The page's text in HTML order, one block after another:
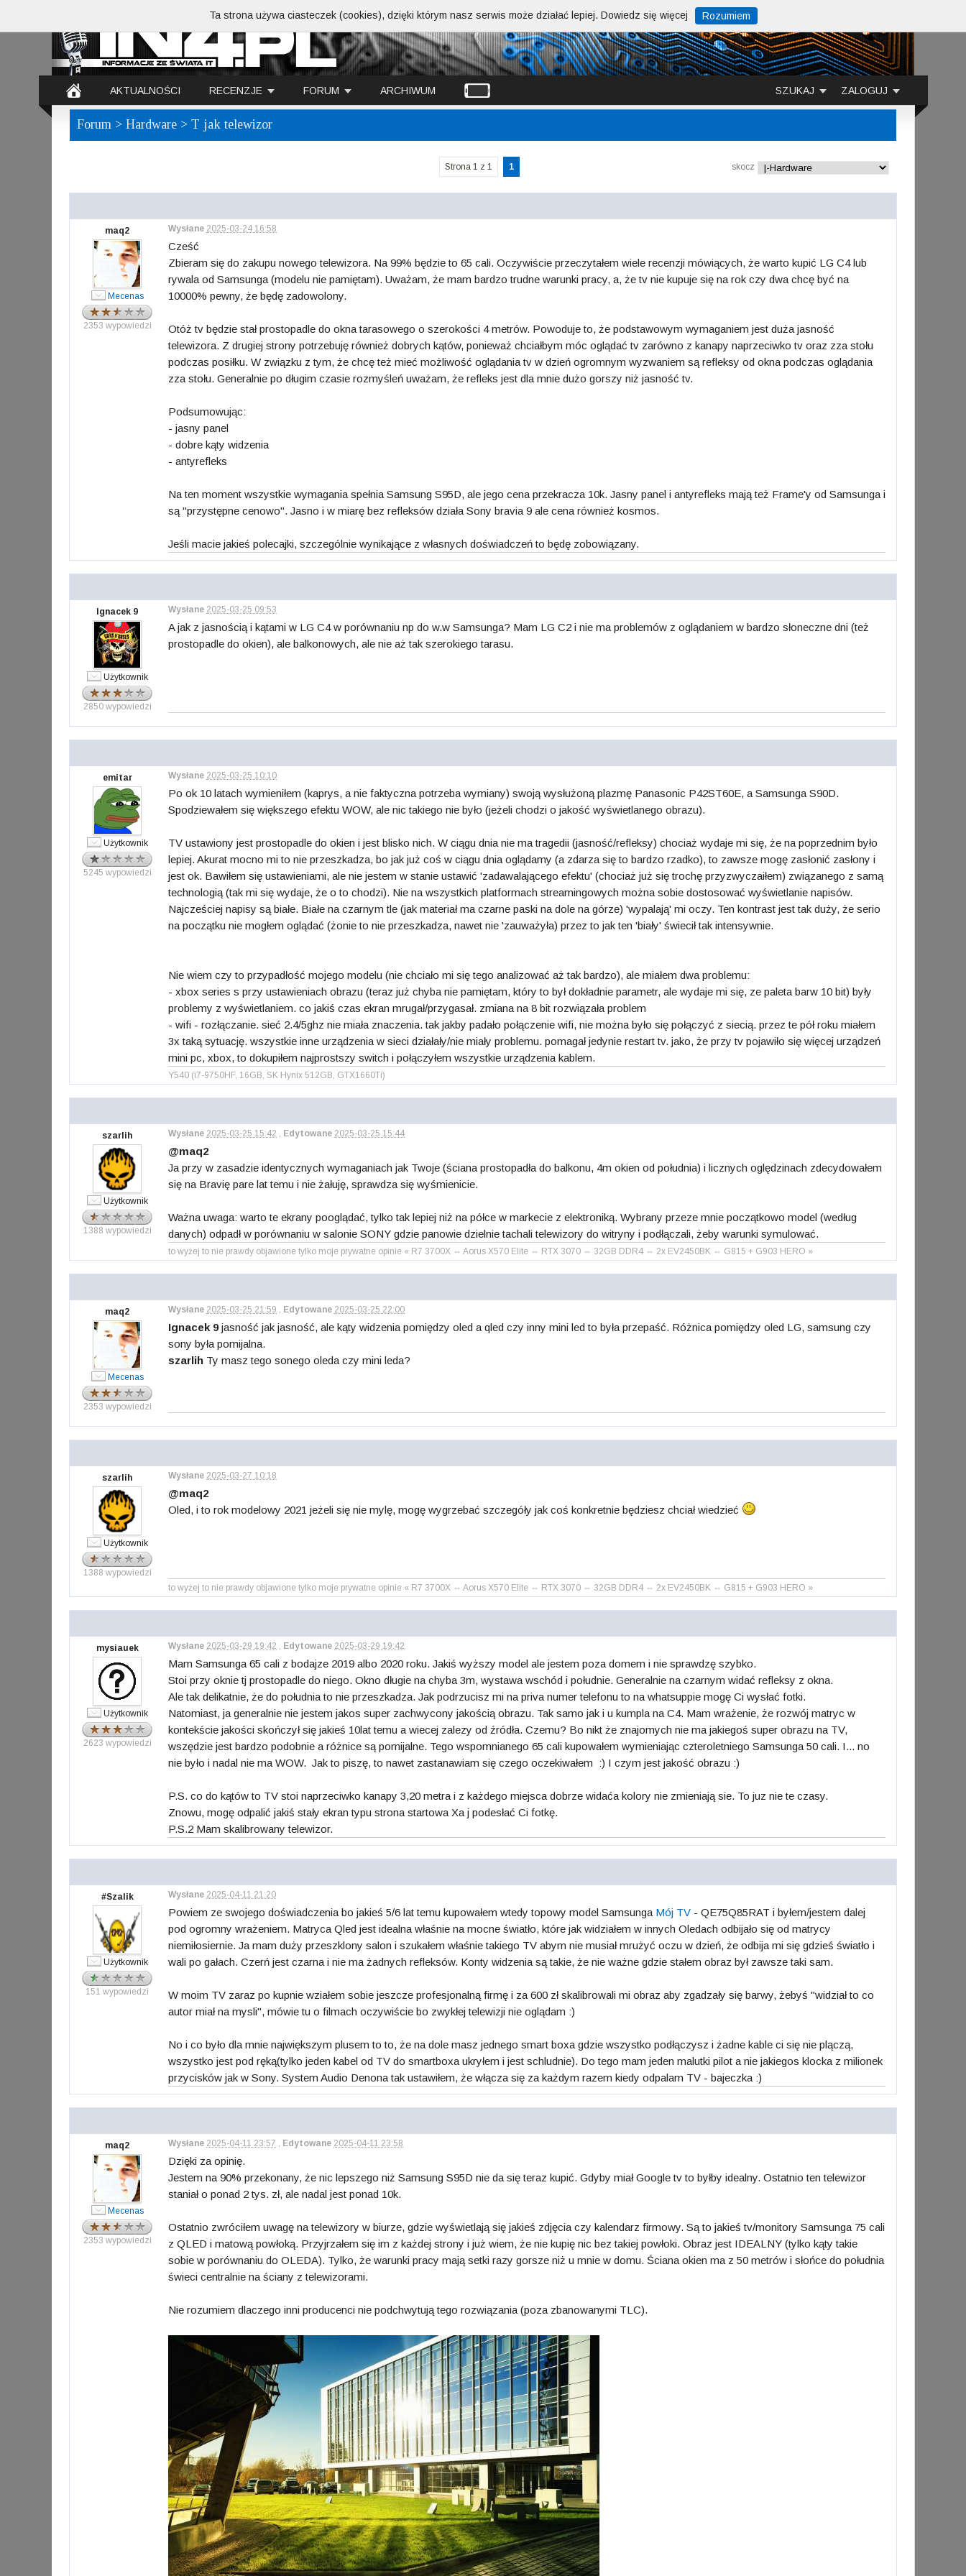
AKTUALNOŚCI RECENZJE FORUM ARCHIWUM ZALOGUJ
SZUKAJ
Forum > Hardware > T jak telewizor
Strona 1 z 1 1 skocz
maq2
Mecenas
2353 wypowiedzi
Wysłane 2025-03-24 16:58
Cześć
Zbieram się do zakupu nowego telewizora. Na 99% będzie to 65 cali. Oczywiście przeczytałem wiele recenzji mówiących, że warto kupić LG C4 lub
rywala od Samsunga (modelu nie pamiętam). Uważam, że mam bardzo trudne warunki pracy, a, że tv nie kupuje się na rok czy dwa chcę być na
10000% pewny, że będę zadowolony.
Otóż tv będzie stał prostopadle do okna tarasowego o szerokości 4 metrów. Powoduje to, że podstawowym wymaganiem jest duża jasność
telewizora. Z drugiej strony potrzebuję również dobrych kątów, ponieważ chciałbym móc oglądać tv zarówno z kanapy naprzeciwko tv oraz zza stołu
podczas posiłku. W związku z tym, że chcę też mieć możliwość oglądania tv w dzień ogromnym wyzwaniem są refleksy od okna podczas oglądania
zza stołu. Generalnie po długim czasie rozmyśleń uważam, że refleks jest dla mnie dużo gorszy niż jasność tv.
Podsumowując:
- jasny panel
- dobre kąty widzenia
- antyrefleks
Na ten moment wszystkie wymagania spełnia Samsung S95D, ale jego cena przekracza 10k. Jasny panel i antyrefleks mają też Frame'y od Samsunga i
są "przystępne cenowo". Jasno i w miarę bez refleksów działa Sony bravia 9 ale cena również kosmos.
Jeśli macie jakieś polecajki, szczególnie wynikające z własnych doświadczeń to będę zobowiązany.
Ignacek 9
Użytkownik
2850 wypowiedzi
Wysłane 2025-03-25 09:53
A jak z jasnością i kątami w LG C4 w porównaniu np do w.w Samsunga? Mam LG C2 i nie ma problemów z oglądaniem w bardzo słoneczne dni (też
prostopadle do okien), ale balkonowych, ale nie aż tak szerokiego tarasu.
emitar
Użytkownik
5245 wypowiedzi
Wysłane 2025-03-25 10:10
Po ok 10 latach wymieniłem (kaprys, a nie faktyczna potrzeba wymiany) swoją wysłużoną plazmę Panasonic P42ST60E, a Samsunga S90D.
Spodziewałem się większego efektu WOW, ale nic takiego nie było (jeżeli chodzi o jakość wyświetlanego obrazu).
TV ustawiony jest prostopadle do okien i jest blisko nich. W ciągu dnia nie ma tragedii (jasność/refleksy) chociaż wydaje mi się, że na poprzednim było
lepiej. Akurat mocno mi to nie przeszkadza, bo jak już coś w ciągu dnia oglądamy (a zdarza się to bardzo rzadko), to zawsze mogę zasłonić zasłony i
jest ok. Bawiłem się ustawieniami, ale nie jestem w stanie ustawić 'zadawalającego efektu' (chociaż już się trochę przyzwyczaiłem) związanego z samą
technologią (tak mi się wydaje, że o to chodzi). Nie na wszystkich platformach streamingowych można sobie dostosować wyświetlanie napisów.
Najcześciej napisy są białe. Białe na czarnym tle (jak materiał ma czarne paski na dole na górze) 'wypalają' mi oczy. Ten kontrast jest tak duży, że serio
na początku nie mogłem oglądać (żonie to nie przeszkadza, nawet nie 'zauważyła) przez to jak ten 'biały' świecił tak intensywnie.
Nie wiem czy to przypadłość mojego modelu (nie chciało mi się tego analizować aż tak bardzo), ale miałem dwa problemu:
- xbox series s przy ustawieniach obrazu (teraz już chyba nie pamiętam, który to był dokładnie parametr, ale wydaje mi się, ze paleta barw 10 bit) były
problemy z wyświetlaniem. co jakiś czas ekran mrugał/przygasał. zmiana na 8 bit rozwiązała problem
- wifi - rozłączanie. sieć 2.4/5ghz nie miała znaczenia. tak jakby padało połączenie wifi, nie można było się połączyć z siecią. przez te pół roku miałem
3x taką sytuację. wszystkie inne urządzenia w sieci działały/nie miały problemu. pomagał jedynie restart tv. jako, że przy tv pojawiło się więcej urządzeń
mini pc, xbox, to dokupiłem najprostszy switch i połączyłem wszystkie urządzenia kablem.
Y540 (i7-9750HF, 16GB, SK Hynix 512GB, GTX1660Ti)
szarlih
Użytkownik
1388 wypowiedzi
Wysłane 2025-03-25 15:42 , Edytowane 2025-03-25 15:44
@maq2
Ja przy w zasadzie identycznych wymaganiach jak Twoje (ściana prostopadła do balkonu, 4m okien od południa) i licznych oględzinach zdecydowałem
się na Bravię pare lat temu i nie żałuję, sprawdza się wyśmienicie.
Ważna uwaga: warto te ekrany pooglądać, tylko tak lepiej niż na półce w markecie z elektroniką. Wybrany przeze mnie początkowo model (według
danych) odpadł w porównaniu w salonie SONY gdzie panowie dzielnie tachali telewizory do witryny i podłączali, żeby warunki symulować.
to wyżej to nie prawdy objawione tylko moje prywatne opinie « R7 3700X ⇔ Aorus X570 Elite ⇔ RTX 3070 ⇔ 32GB DDR4 ⇔ 2x EV2450BK ⇔ G815 + G903 HERO »
maq2
Mecenas
2353 wypowiedzi
Wysłane 2025-03-25 21:59 , Edytowane 2025-03-25 22:00
Ignacek 9jasność jak jasność, ale kąty widzenia pomiędzy oled a qled czy inny mini led to była przepaść. Różnica pomiędzy oled LG, samsung czy
sony była pomijalna.
szarlih Ty masz tego sonego oleda czy mini leda?
szarlih
Użytkownik
1388 wypowiedzi
Wysłane 2025-03-27 10:18
@maq2
Oled, i to rok modelowy 2021 jeżeli się nie mylę, mogę wygrzebać szczegóły jak coś konkretnie będziesz chciał wiedzieć
to wyżej to nie prawdy objawione tylko moje prywatne opinie « R7 3700X ⇔ Aorus X570 Elite ⇔ RTX 3070 ⇔ 32GB DDR4 ⇔ 2x EV2450BK ⇔ G815 + G903 HERO »
mysiauek
Użytkownik
2623 wypowiedzi
Wysłane 2025-03-29 19:42 , Edytowane 2025-03-29 19:42
Mam Samsunga 65 cali z bodajze 2019 albo 2020 roku. Jakiś wyższy model ale jestem poza domem i nie sprawdzę szybko.
Stoi przy oknie tj prostopadle do niego. Okno długie na chyba 3m, wystawa wschód i południe. Generalnie na czarnym widać refleksy z okna.
Ale tak delikatnie, że do południa to nie przeszkadza. Jak podrzucisz mi na priva numer telefonu to na whatsuppie mogę Ci wysłać fotki.
Natomiast, ja generalnie nie jestem jakos super zachwycony jakością obrazu. Tak samo jak i u kumpla na C4. Mam wrażenie, że rozwój matryc w
kontekście jakości skończył się jakieś 10lat temu a wiecej zalezy od źródła. Czemu? Bo nikt że znajomych nie ma jakiegoś super obrazu na TV,
wszędzie jest bardzo podobnie a różnice są pomijalne. Tego wspomnianego 65 cali kupowałem wymieniając czteroletniego Samsunga 50 cali. I... no
nie było i nadal nie ma WOW. Jak to piszę, to nawet zastanawiam się czego oczekiwałem :) I czym jest jakość obrazu :)
P.S. co do kątów to TV stoi naprzeciwko kanapy 3,20 metra i z każdego miejsca dobrze widaća kolory nie zmieniają sie. To juz nie te czasy.
Znowu, mogę odpalić jakiś stały ekran typu strona startowa Xa j podesłać Ci fotkę.
P.S.2 Mam skalibrowany telewizor.
#Szalik
Użytkownik
151 wypowiedzi
Wysłane 2025-04-11 21:20
Powiem ze swojego doświadczenia bo jakieś 5/6 lat temu kupowałem wtedy topowy model Samsunga Mój TV - QE75Q85RAT i byłem/jestem dalej
pod ogromny wrażeniem. Matryca Qled jest idealna właśnie na mocne światło, które jak widziałem w innych Oledach odbijało się od matrycy
niemiłosiernie. Ja mam duży przeszklony salon i szukałem właśnie takiego TV abym nie musiał mrużyć oczu w dzień, że odbija mi się gdzieś światło i
wali po gałach. Czerń jest czarna i nie ma żadnych refleksów. Konty widzenia są takie, że nie ważne gdzie stałem obraz był zawsze taki sam.
W moim TV zaraz po kupnie wziałem sobie jeszcze profesjonalną firmę i za 600 zł skalibrowali mi obraz aby zgadzały się barwy, żebyś "widział to co
autor miał na mysli", mówie tu o filmach oczywiście bo zwykłej telewizji nie oglądam :)
No i co było dla mnie największym plusem to to, że na dole masz jednego smart boxa gdzie wszystko podłączysz i żadne kable ci się nie plączą,
wszystko jest pod ręką(tylko jeden kabel od TV do smartboxa ukryłem i jest schludnie). Do tego mam jeden malutki pilot a nie jakiegos klocka z milionek
przycisków jak w Sony. System Audio Denona tak ustawiłem, że włącza się za każdym razem kiedy odpalam TV - bajeczka :)
maq2
Mecenas
2353 wypowiedzi
Wysłane 2025-04-11 23:57 , Edytowane 2025-04-11 23:58
Dzięki za opinię.
Jestem na 90% przekonany, że nic lepszego niż Samsung S95D nie da się teraz kupić. Gdyby miał Google tv to byłby idealny. Ostatnio ten telewizor
staniał o ponad 2 tys. zł, ale nadal jest ponad 10k.
Ostatnio zwróciłem uwagę na telewizory w biurze, gdzie wyświetlają się jakieś zdjęcia czy kalendarz firmowy. Są to jakieś tv/monitory Samsunga 75 cali
z QLED i matową powłoką. Przyjrzałem się im z każdej strony i już wiem, że nie kupię nic bez takiej powłoki. Obraz jest IDEALNY (tylko kąty takie
sobie w porównaniu do OLEDA). Tylko, że warunki pracy mają setki razy gorsze niż u mnie w domu. Ściana okien ma z 50 metrów i słońce do południa
świeci centralnie na ściany z telewizorami.
Nie rozumiem dlaczego inni producenci nie podchwytują tego rozwiązania (poza zbanowanymi TLC).
Ta strona używa ciasteczek (cookies), dzięki którym nasz serwis może działać lepiej. Dowiedz się więcej Rozumiem